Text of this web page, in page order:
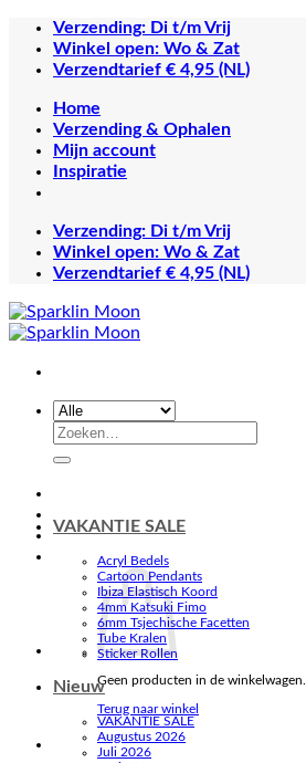
naar
inhoud
Verzending: Di t/m Vrij
Winkel open: Wo & Zat
Verzendtarief € 4,95 (NL)
Home
Verzending & Ophalen
Mijn account
Inspiratie
Verzending: Di t/m Vrij
Winkel open: Wo & Zat
Verzendtarief € 4,95 (NL)
Zoeken
Geen producten in de winkelwagen.
Terug naar winkel
VAKANTIE SALE
Acryl Bedels
Cartoon Pendants
Ibiza Elastisch Koord
4mm Katsuki Fimo
6mm Tsjechische Facetten
Tube Kralen
Sticker Rollen
Nieuw
VAKANTIE SALE
Augustus 2026
Juli 2026